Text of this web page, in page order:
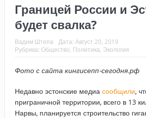
Границей России и
будет свалка?
Вадим Штепа Дата: Август 20, 2019
Рубрика: Общество Политика Экология
Фото с сайта кингисепп-сегодня.рф
Недавно эстонские медиа сообщили,
приграничной территории, всего в 13
Нарвы, планируется строительство